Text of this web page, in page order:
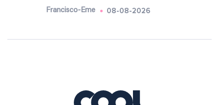
Francisco-Eme 08-08-2026